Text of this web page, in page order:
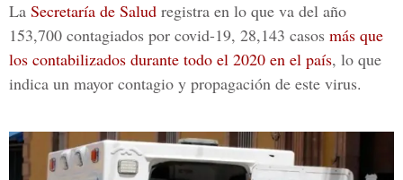
La Secretaría de Salud registra en lo que va del año
153,700 contagiados por covid-19, 28,143 casos más que
los contabilizados durante todo el 2020 en el país, lo que
indica un mayor contagio y propagación de este virus.